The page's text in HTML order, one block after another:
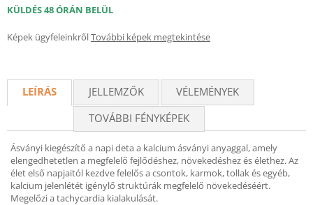
KÜLDÉS 48 ÓRÁN BELÜL
Képek ügyfeleinkrőlTovábbi képek megtekintése
LEÍRÁS JELLEMZŐK
VÉLEMÉNYEK
TOVÁBBI FÉNYKÉPEK
Ásványi kiegészítő a napi deta a kalcium ásványi anyaggal, amely
elengedhetetlen a megfelelő fejlődéshez, növekedéshez és élethez. Az
élet első napjaitól kezdve felelős a csontok, karmok, tollak és egyéb,
kalcium jelenlétét igénylő struktúrák megfelelő növekedéséért.
Megelőzi a tachycardia kialakulását.